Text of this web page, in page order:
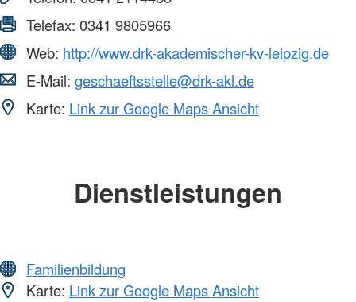
Telefax: 0341 9805966
Web: http://www.drk-akademischer-kv-leipzig.de
E-Mail: geschaeftsstelle@drk-akl.de
Karte: Link zur Google Maps Ansicht
Dienstleistungen
Familienbildung
Karte: Link zur Google Maps Ansicht